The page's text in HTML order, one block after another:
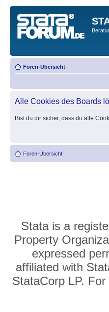
Foren-Übersicht
Alle Cookies des Boards
Bist du dir sicher, dass du alle
Foren-Übersicht
Stata is a
Property
expressed
affiliated with
StataCorp LP.